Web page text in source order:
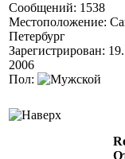
Сообщений: 1538
Местоположение:
Петербург
Зарегистрирован:
2006
Пол: